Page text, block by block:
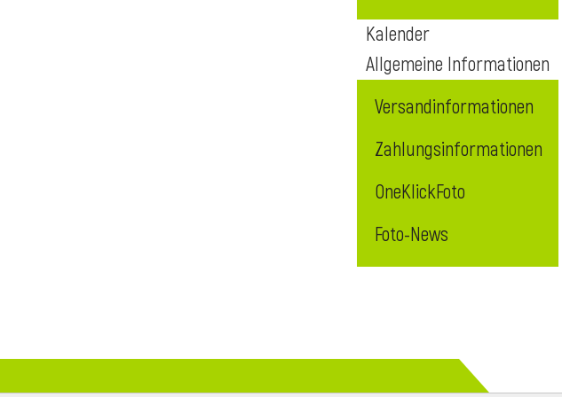
Kalender
Allgemeine Informationen
Versandinformationen
Zahlungsinformationen
OneKlickFoto
Foto-News